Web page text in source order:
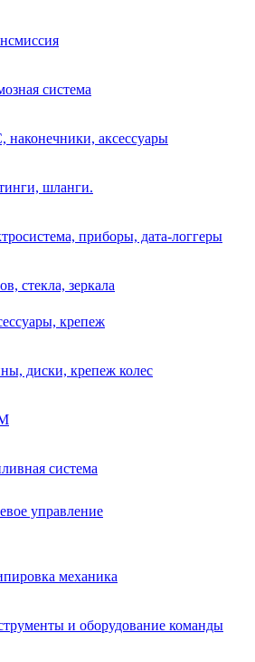
система
аксессуары
шланги.
приборы, дата-логгеры
стекла, зеркала
крепеж
диски, крепеж колес
система
управление
механика
и оборудование команды